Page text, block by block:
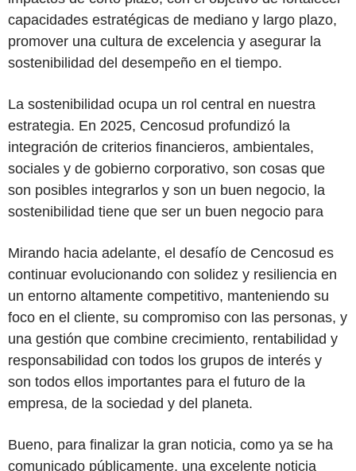
capacidades estratégicas de mediano y largo plazo,
promover una cultura de excelencia y asegurar la
sostenibilidad del desempeño en el tiempo.
La sostenibilidad ocupa un rol central en nuestra
estrategia. En 2025, Cencosud profundizó la
integración de criterios financieros, ambientales,
sociales y de gobierno corporativo, son cosas que
son posibles integrarlos y son un buen negocio, la
sostenibilidad tiene que ser un buen negocio para
Mirando hacia adelante, el desafío de Cencosud es
continuar evolucionando con solidez y resiliencia en
un entorno altamente competitivo, manteniendo su
foco en el cliente, su compromiso con las personas, y
una gestión que combine crecimiento, rentabilidad y
responsabilidad con todos los grupos de interés y
son todos ellos importantes para el futuro de la
empresa, de la sociedad y del planeta.
Bueno, para finalizar la gran noticia, como ya se ha
comunicado públicamente, una excelente noticia